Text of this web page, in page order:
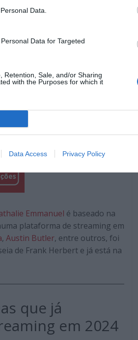
Data.
Data for Targeted
Retention, Sale, and/or Sharing
with the Purposes for which it
Data Access Privacy Policy
Elly Conway
cinemas, no entanto a sua
Kalfar, estando naNetflix
Emmanuel é baseado na
plataforma de streaming em
, Austin Butler, entre outros, foi
de Frank Herbert e já está na
que já
em 2024